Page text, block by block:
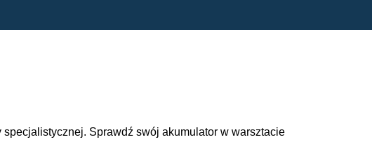
Sprawdź swój akumulator w warsztacie